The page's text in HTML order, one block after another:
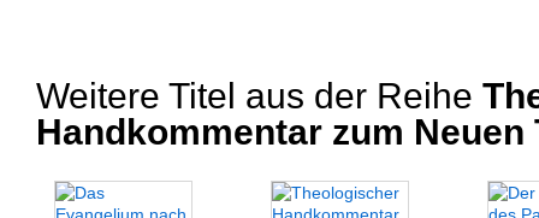
Weitere Titel aus der Reihe
Handkommentar zum Neuen